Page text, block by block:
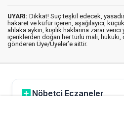
UYARI: Dikkat! Suç teşkil edecek,
hakaret ve küfür içeren, aşağılayıcı,
ahlaka aykırı, kişilik haklarına zarar
içeriklerden doğan her türlü mali,
gönderen Üye/Üyeler’e aittir.